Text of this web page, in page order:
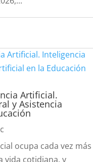
Artificial.
y Asistencia
ocupa cada vez más
vida cotidiana, y